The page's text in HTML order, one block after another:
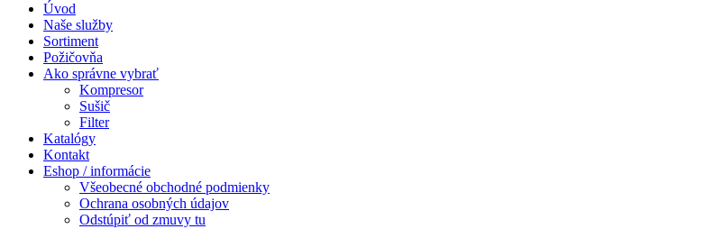
Úvod
Naše služby
Sortiment
Požičovňa
Ako správne vybrať
Kompresor
Sušič
Filter
Katalógy
Kontakt
Eshop / informácie
Všeobecné obchodné podmienky
Ochrana osobných údajov
Odstúpiť od zmuvy tu